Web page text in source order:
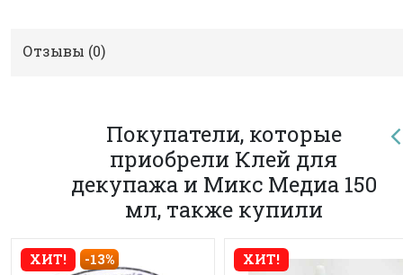
Отзывы (0)
Покупатели, которые
приобрели Клей для
декупажа и Микс Медиа 150
мл, также купили
ХИТ! -13% ХИТ!